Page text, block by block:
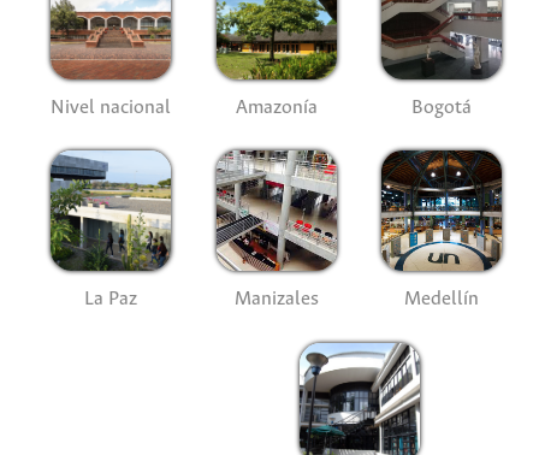
Nivel nacional Amazonía Bogotá
La Paz Manizales Medellín